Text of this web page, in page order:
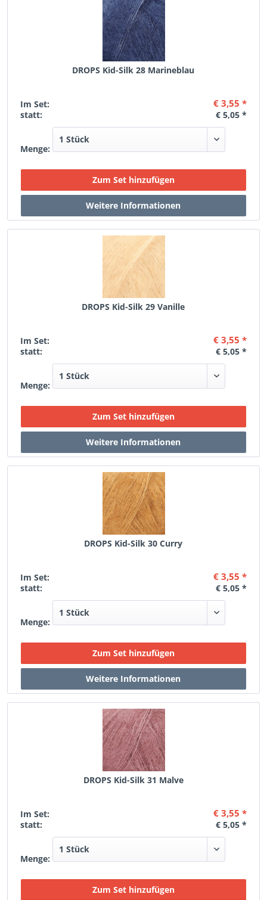
DROPS Kid-Silk 28 Marineblau
Im Set: € 3,55 *
statt: € 5,05 *
Menge:
DROPS Kid-Silk 29 Vanille
Im Set: € 3,55 *
statt: € 5,05 *
Menge:
DROPS Kid-Silk 30 Curry
Im Set: € 3,55 *
statt: € 5,05 *
Menge:
DROPS Kid-Silk 31 Malve
Im Set: € 3,55 *
statt: € 5,05 *
Menge: